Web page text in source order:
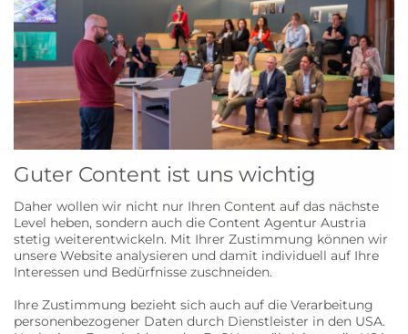
Netzwerktreffen 2025: Christoph Heshmatpour ©
NHM/Wilhelm Bauer-Thell
Bildquelle: NHM/Wilhelm Bauer-Thell
Guter Content ist uns wichtig
Daher wollen wir nicht nur Ihren Content auf das nächste
Level heben, sondern auch die Content Agentur Austria
stetig weiterentwickeln. Mit Ihrer Zustimmung können wir
unsere Website analysieren und damit individuell auf Ihre
Interessen und Bedürfnisse zuschneiden.
Ihre Zustimmung bezieht sich auch auf die Verarbeitung
personenbezogener Daten durch Dienstleister in den USA.